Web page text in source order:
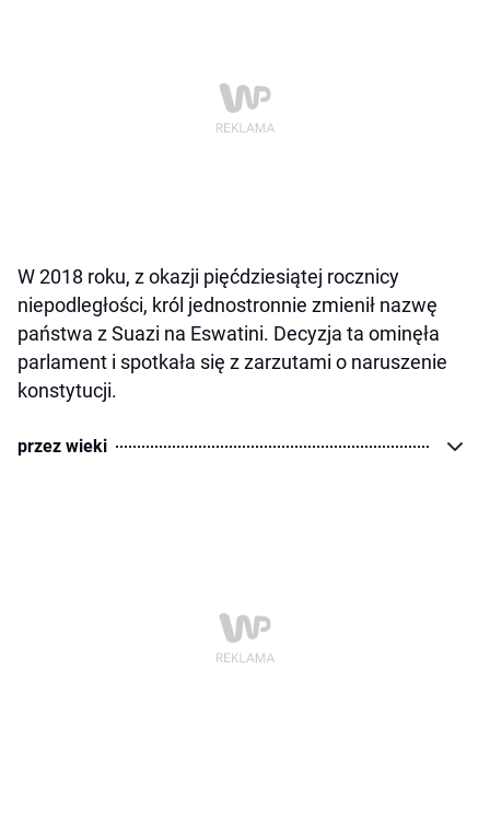
W 2018 roku, z okazji pięćdziesiątej rocznicy
niepodległości, król jednostronnie zmienił nazwę
państwa z Suazi na Eswatini. Decyzja ta ominęła
parlament i spotkała się z zarzutami o naruszenie
konstytucji.
przez wieki